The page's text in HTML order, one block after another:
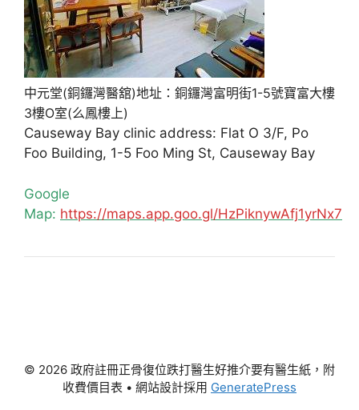
中元堂(銅鑼灣醫舘)地址：銅鑼灣富明街1-5號寶富大樓
3樓O室(么鳳樓上)
Causeway Bay clinic address: Flat O 3/F, Po
Foo Building, 1-5 Foo Ming St, Causeway Bay
Google
Map: https://maps.app.goo.gl/HzPiknywAfj1yrNx7
© 2026 政府註冊正骨復位跌打醫生好推介要有醫生紙，附
收費價目表 • 網站設計採用 GeneratePress